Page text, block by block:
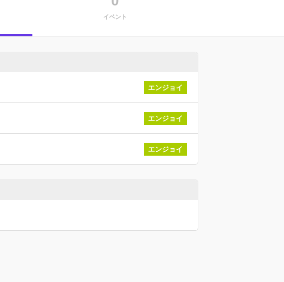
イベント
エンジョイ
エンジョイ
エンジョイ